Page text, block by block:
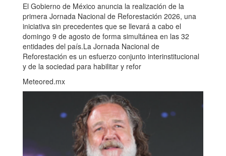
El Gobierno de México anuncia la realización de la
primera Jornada Nacional de Reforestación 2026, una
iniciativa sin precedentes que se llevará a cabo el
domingo 9 de agosto de forma simultánea en las 32
entidades del país.La Jornada Nacional de
Reforestación es un esfuerzo conjunto interinstitucional
y de la sociedad para habilitar y refor
Meteored.mx